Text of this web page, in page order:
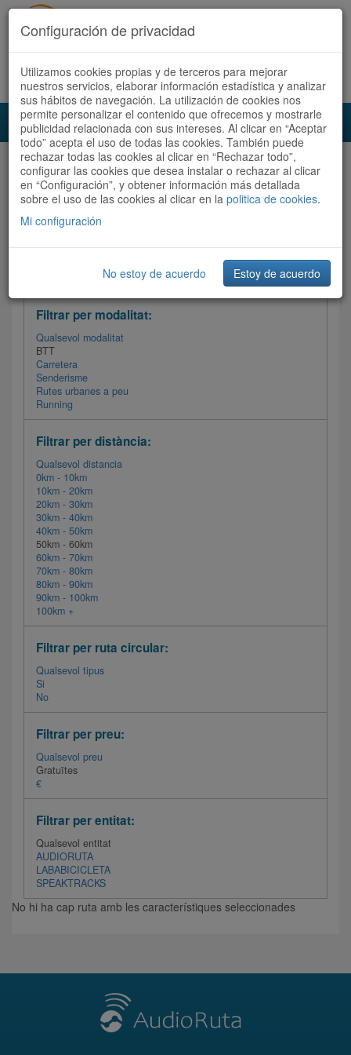
Accedeix Registra't ara Español Català
Audioruta Totes les rutes
Totes les rutes Ordenar per:Més recents/ Dificultat
Filtrar les rutes
Filtrar per modalitat:
Qualsevol modalitat
BTT
Carretera
Senderisme
Rutes urbanes a peu
Running
Filtrar per distància:
Qualsevol distancia
0km - 10km
10km - 20km
20km - 30km
30km - 40km
40km - 50km
50km - 60km
60km - 70km
70km - 80km
80km - 90km
90km - 100km
100km +
Filtrar per ruta circular:
Qualsevol tipus
Si
No
Filtrar per preu:
Qualsevol preu
Gratuïtes
€
Filtrar per entitat:
Qualsevol entitat
AUDIORUTA
LABABICICLETA
SPEAKTRACKS
No hi ha cap ruta amb les característiques seleccionades
Configuración de privacidad
Utilizamos cookies propias y de terceros para mejorar
nuestros servicios, elaborar información estadística y analizar
sus hábitos de navegación. La utilización de cookies nos
permite personalizar el contenido que ofrecemos y mostrarle
publicidad relacionada con sus intereses. Al clicar en “Aceptar
todo” acepta el uso de todas las cookies. También puede
rechazar todas las cookies al clicar en “Rechazar todo”,
configurar las cookies que desea instalar o rechazar al clicar
en “Configuración”, y obtener información más detallada
sobre el uso de las cookies al clicar en la politica de cookies.
Mi configuración
No estoy de acuerdo Estoy de acuerdo